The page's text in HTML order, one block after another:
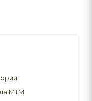
MTM